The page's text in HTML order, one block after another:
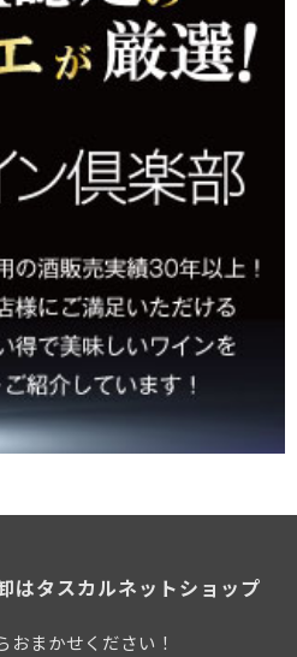
はタスカルネットショップ
まかせください！